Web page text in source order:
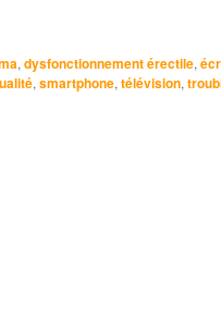
, dysfonctionnement érectile,
, smartphone, télévision,